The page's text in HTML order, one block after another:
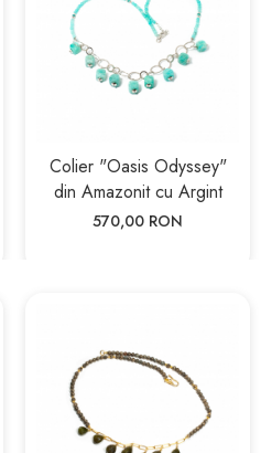
Colier "Oasis Odyssey"
din Amazonit cu Argint
570,00 RON